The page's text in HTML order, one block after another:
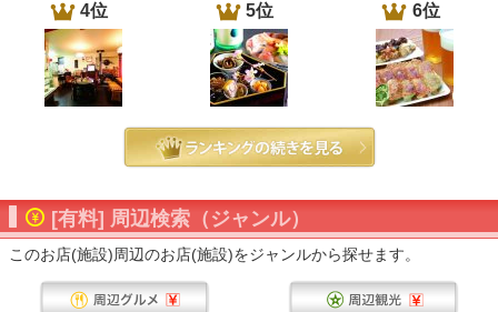
4位 5位 6位
[有料] 周辺検索（ジャンル）
このお店(施設)周辺のお店(施設)をジャンルから探せます。